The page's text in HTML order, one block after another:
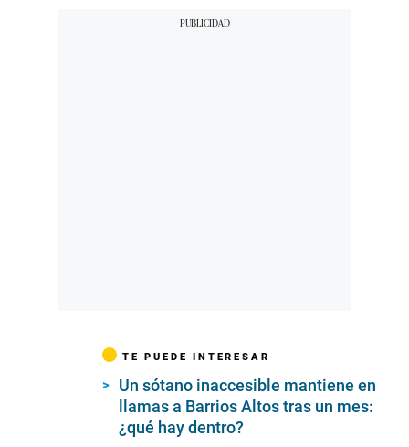
TE PUEDE INTERESAR
Un sótano inaccesible mantiene en
llamas a Barrios Altos tras un mes:
¿qué hay dentro?